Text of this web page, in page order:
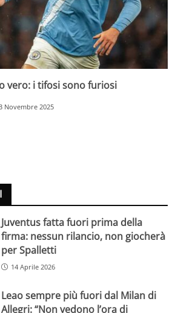
vero: i tifosi sono furiosi
Novembre 2025
Juventus fatta fuori prima della
firma: nessun rilancio, non giocherà
per Spalletti
14 Aprile 2026
Leao sempre più fuori dal Milan di
Allegri: “Non vedono l’ora di